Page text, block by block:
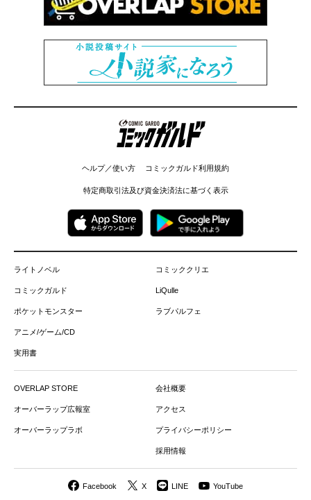
コミックガルド
ヘルプ／使い方 コミックガルド利用規約
特定商取引法及び資金決済法に基づく表示
ライトノベル
コミックガルド
ポケットモンスター
アニメ/ゲーム/CD
実用書
コミッククリエ
LiQulle
ラブパルフェ
OVERLAP STORE
オーバーラップ広報室
オーバーラップラボ
会社概要
アクセス
プライバシーポリシー
採用情報
Facebook X LINE YouTube